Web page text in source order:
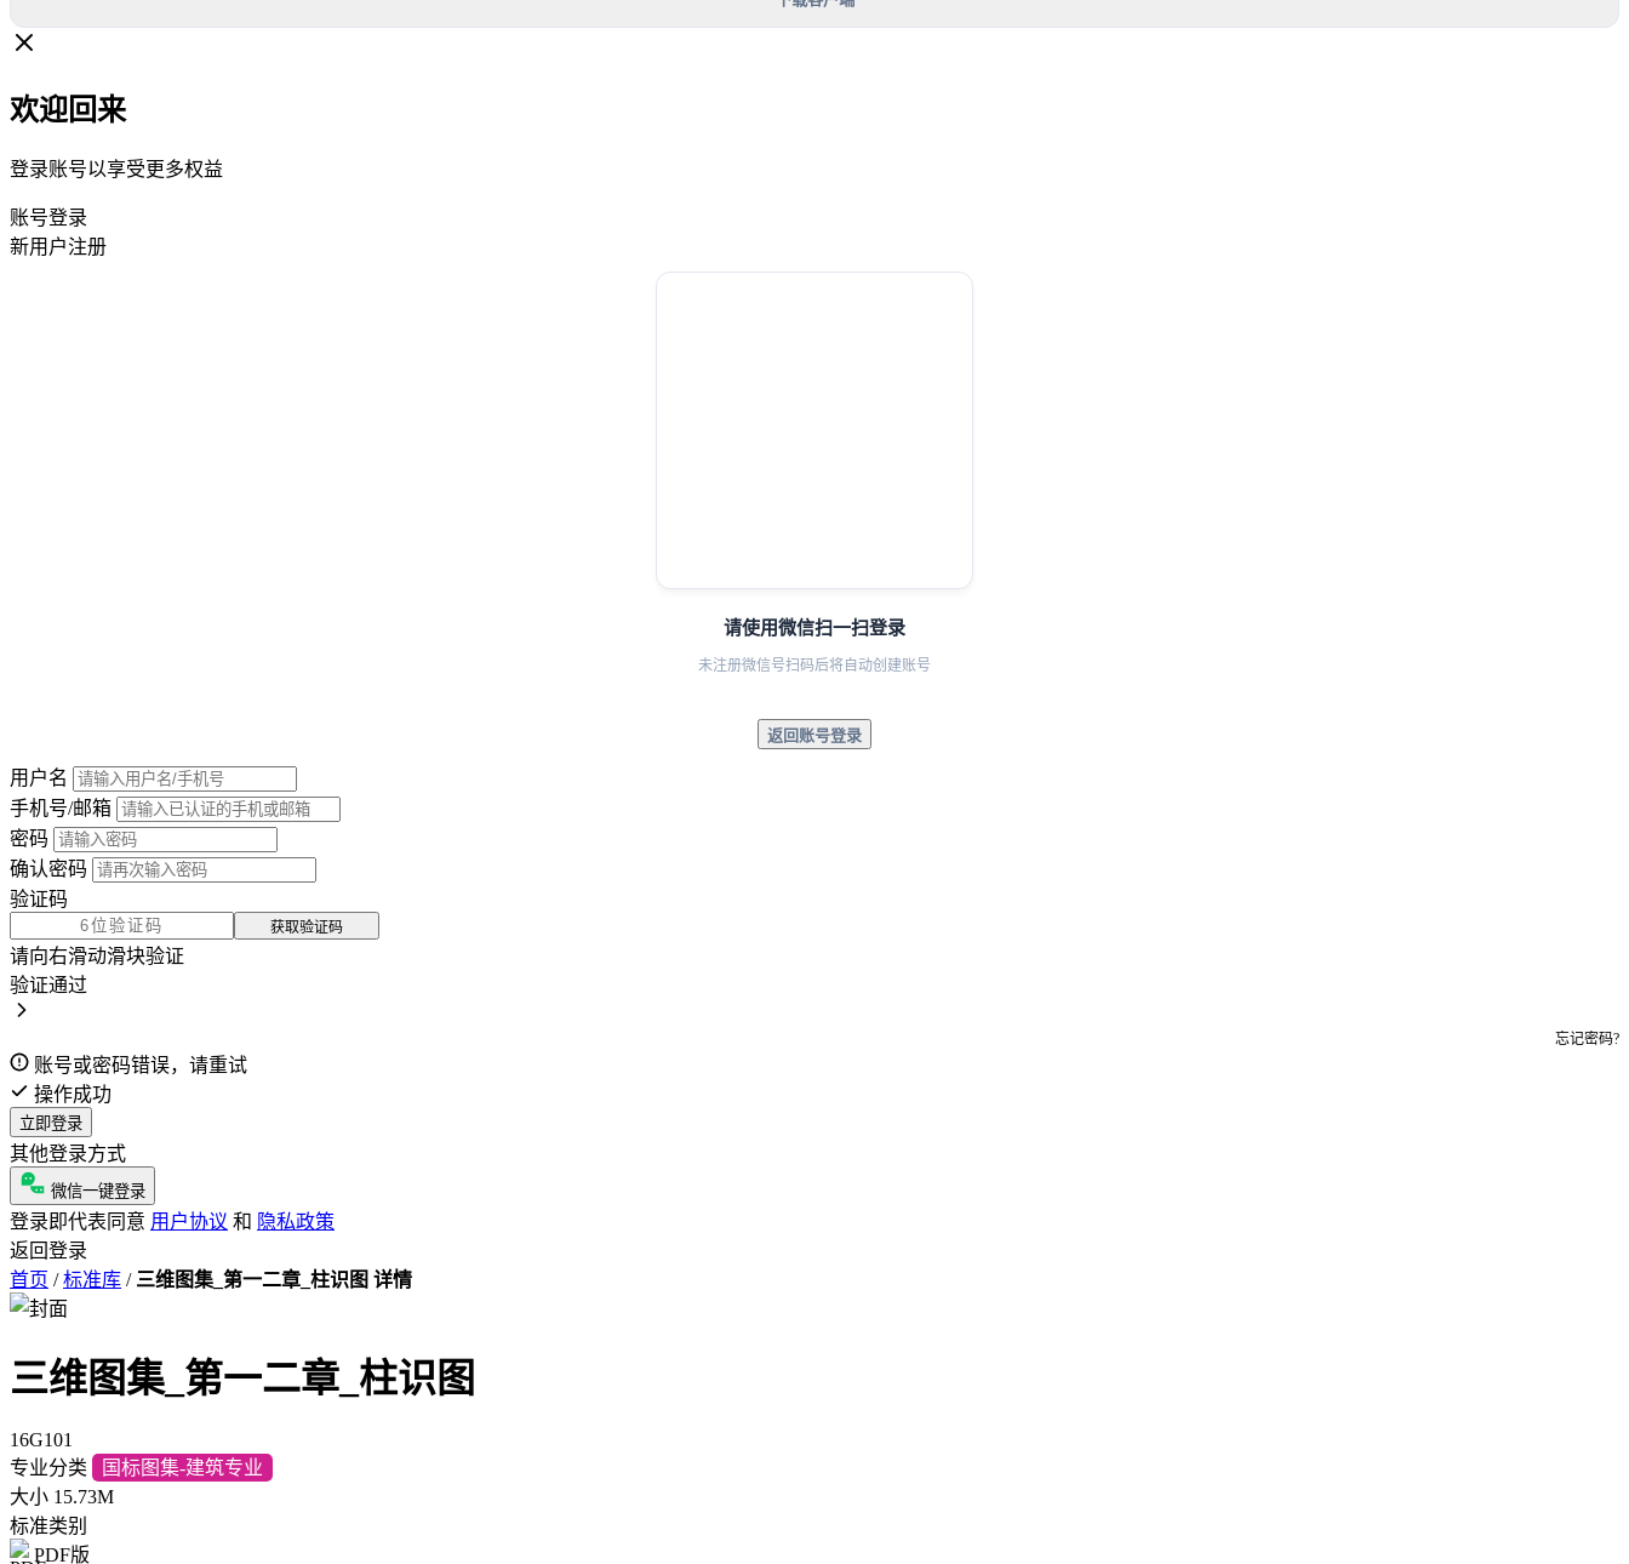
欢迎回来
登录账号以享受更多权益
账号登录
新用户注册
请使用微信扫一扫登录
未注册微信号扫码后将自动创建账号
返回账号登录
用户名
手机号/邮箱
密码
确认密码
验证码
获取验证码
请向右滑动滑块验证
验证通过
忘记密码?
账号或密码错误，请重试
操作成功
立即登录
其他登录方式
微信一键登录
登录即代表同意 用户协议 和 隐私政策
返回登录
首页 / 标准库 / 三维图集_第一二章_柱识图 详情
三维图集_第一二章_柱识图
16G101
专业分类
国标图集-建筑专业
大小 15.73M
标准类别
PDF版